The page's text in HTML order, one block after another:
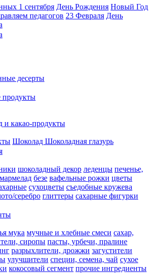
1 сентября День Рождения Новый Год
педагогов 23 Февраля День
десерты
и какао-продукты
Шоколад Шоколадная глазурь
шоколадный декор леденцы печенье,
безе вафельные рожки цветы
сухоцветы съедобные кружева
серебро глиттеры сахарные фигурки
мука мучные и хлебные смеси сахар,
сиропы пасты, урбечи, пралине
разрыхлители, дрожжи загустители
улучшители специи, семена, чай сухое
кокосовый сегмент прочие ингредиенты